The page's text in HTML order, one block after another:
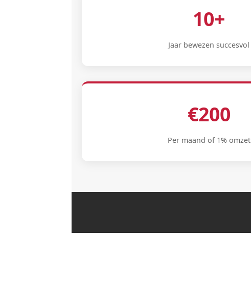
10+
Jaar bewezen succesvol
€200
Per maand of 1% omzet